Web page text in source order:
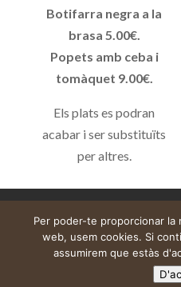
Botifarra negra a la
brasa 5.00€.
Popets amb ceba i
tomàquet 9.00€.
Els plats es podran
acabar i ser substituïts
per altres.
Web construïda per
Per poder-te proporcionar la
web, usem cookies. Si
assumirem que estàs